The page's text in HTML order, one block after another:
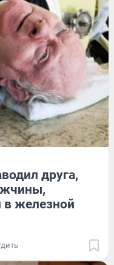
друга,
в железной